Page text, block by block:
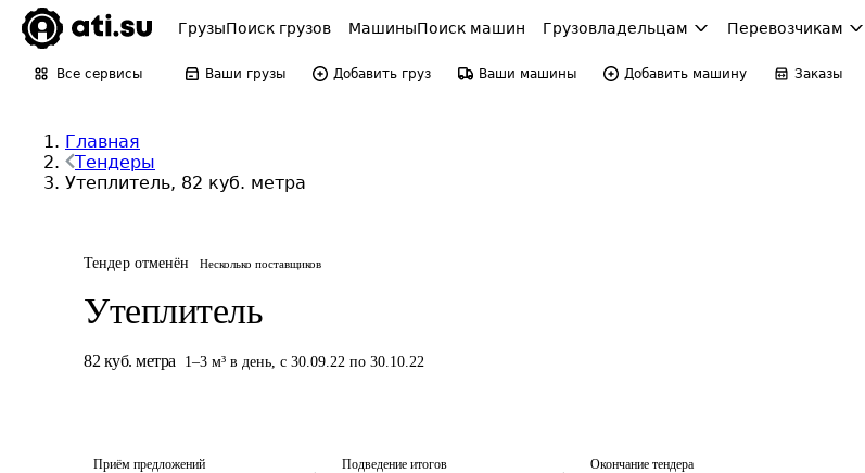
ГрузыПоиск грузов МашиныПоиск машин Грузовладельцам Перевозчикам
Все сервисы Ваши грузы Добавить груз Ваши машины Добавить машину Заказы
Главная
Тендеры
Утеплитель, 82 куб. метра
Тендер отменён Несколько поставщиков
Утеплитель
82 куб. метра 1–3 м³ в день, с 30.09.22 по 30.10.22
Приём предложений
Подведение итогов
Окончание тендера